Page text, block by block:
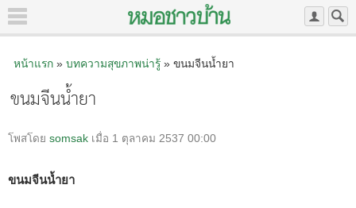
หน้าแรก» บทความสุขภาพน่ารู้» ขนมจีนน้ำยา
ขนมจีนน้ำยา
โพสโดย somsak เมื่อ 1 ตุลาคม 2537 00:00
ขนมจีนน้ำยา